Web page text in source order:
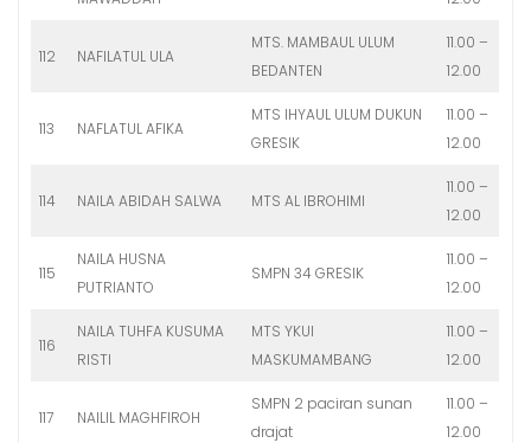
112 NAFILATUL ULA
MTS. MAMBAUL ULUM
BEDANTEN
11.00 –
12.00
113 NAFLATUL AFIKA
MTS IHYAUL ULUM DUKUN
GRESIK
11.00 –
12.00
114 NAILA ABIDAH SALWA MTS AL IBROHIMI
11.00 –
12.00
115
NAILA HUSNA
PUTRIANTO
SMPN 34 GRESIK
11.00 –
12.00
116
NAILA TUHFA KUSUMA
RISTI
MTS YKUI
MASKUMAMBANG
11.00 –
12.00
117 NAILIL MAGHFIROH
SMPN 2 paciran sunan
drajat
11.00 –
12.00